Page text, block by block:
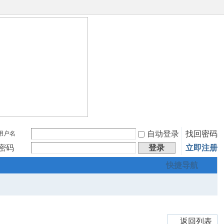
户名 自动登录
找回密码
码
登录 立即注册
快捷导航
返回列表